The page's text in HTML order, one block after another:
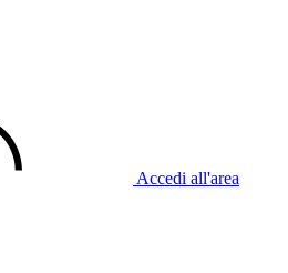
Accedi all'area